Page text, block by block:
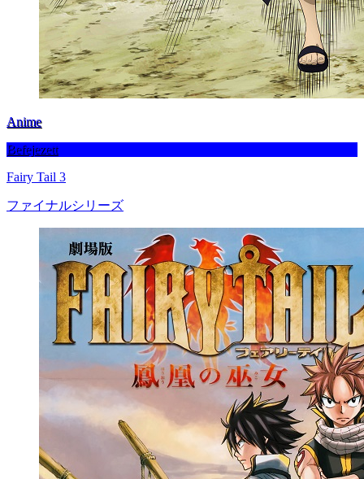
Anime
Befejezett
Fairy Tail 3
ファイナルシリーズ